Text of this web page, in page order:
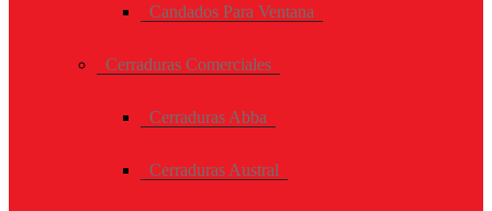
Candados Para Ventana
Cerraduras Comerciales
Cerraduras Abba
Cerraduras Austral